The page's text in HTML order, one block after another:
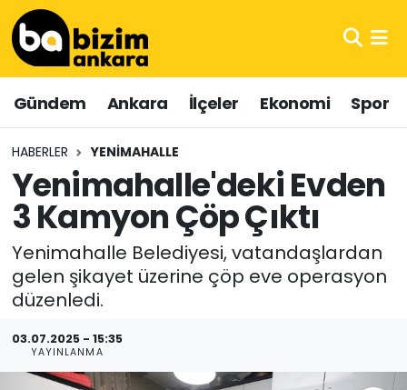
Gündem Ankara İlçeler Ekonomi Spor
HABERLER YENIMAHALLE
Yenimahalle'deki Evden
3 Kamyon Çöp Çıktı
Yenimahalle Belediyesi, vatandaşlardan
gelen şikayet üzerine çöp eve operasyon
düzenledi.
03.07.2025 - 15:35
YAYINLANMA
Hava Durumu
Trafik Durumu
Süper Lig Puan Durumu ve Fikstür
Tüm Manşetler
Son Dakika Haberleri
Haber Arşivi